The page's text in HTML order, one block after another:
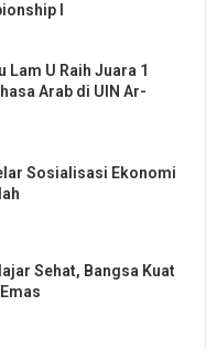
I
Lam U Raih Juara 1
Arab di UIN Ar-
Sosialisasi Ekonomi
Sehat, Bangsa Kuat